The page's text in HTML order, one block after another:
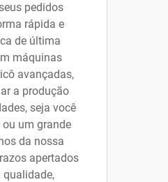
pedidos
rápida e
de última
máquinas
avançadas,
a produção
seja você
um grande
da nossa
apertados
qualidade,